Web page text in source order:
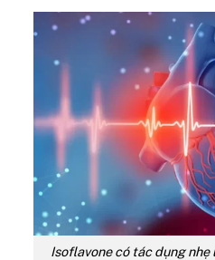
Isoflavone có tác dụng